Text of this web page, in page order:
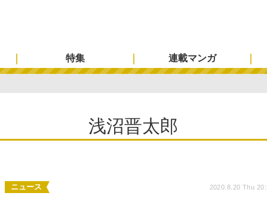
特集 連載マンガ
浅沼晋太郎
ニュース 2020.8.20 Thu